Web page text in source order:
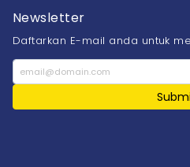
Newsletter
Daftarkan E-mail anda untuk